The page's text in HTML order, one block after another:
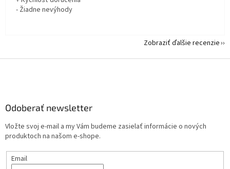
- Žiadne nevýhody
Zobraziť ďalšie recenzie
Odoberať newsletter
Vložte svoj e-mail a my Vám budeme zasielať informácie o nových
produktoch na našom e-shope.
Email